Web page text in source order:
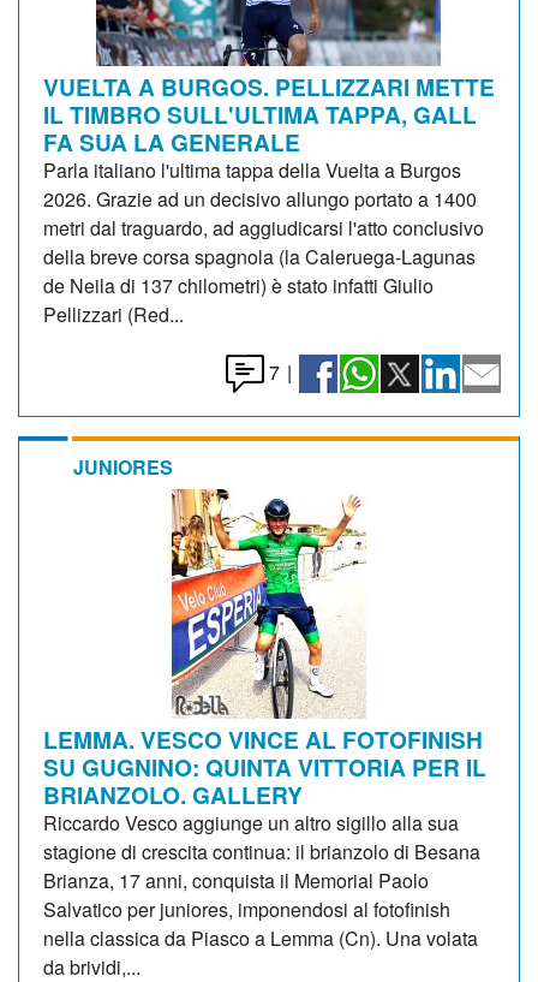
VUELTA A BURGOS. PELLIZZARI METTE
IL TIMBRO SULL'ULTIMA TAPPA, GALL
FA SUA LA GENERALE
Parla italiano l'ultima tappa della Vuelta a Burgos
2026. Grazie ad un decisivo allungo portato a 1400
metri dal traguardo, ad aggiudicarsi l'atto conclusivo
della breve corsa spagnola (la Caleruega-Lagunas
de Neila di 137 chilometri) è stato infatti Giulio
Pellizzari (Red...
7 |
JUNIORES
LEMMA. VESCO VINCE AL FOTOFINISH
SU GUGNINO: QUINTA VITTORIA PER IL
BRIANZOLO. GALLERY
Riccardo Vesco aggiunge un altro sigillo alla sua
stagione di crescita continua: il brianzolo di Besana
Brianza, 17 anni, conquista il Memorial Paolo
Salvatico per juniores, imponendosi al fotofinish
nella classica da Piasco a Lemma (Cn). Una volata
da brividi,...